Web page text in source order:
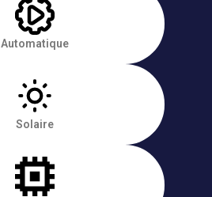
Automatique
Solaire